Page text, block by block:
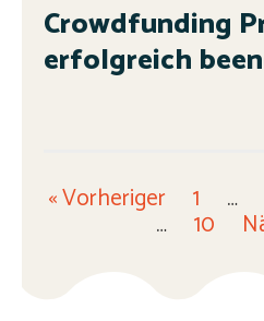
Crowdfunding
erfolgreich
« Vorheriger 1 …
… 10